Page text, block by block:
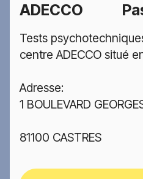
ADECCO
Tests
centre ADECCO situé
Adresse:
1 BOULEVARD
81100 CASTRES